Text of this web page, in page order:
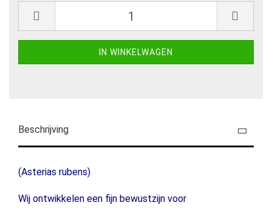
Beschrijving
(Asterias rubens)
Wij ontwikkelen een fijn bewustzijn voor